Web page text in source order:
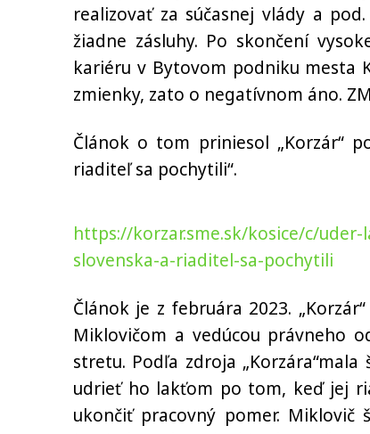
realizovať za súčasnej vlády a
žiadne zásluhy. Po skončení
kariéru v Bytovom podniku mesta
zmienky, zato o negatívnom áno.
Článok o tom priniesol „Korzár“
riaditeľ sa pochytili“.
https://korzar.sme.sk/kosice/c/
slovenska-a-riaditel-sa-pochytili
Článok je z februára 2023.
Miklovičom a vedúcou právneho
stretu. Podľa zdroja
udrieť ho lakťom po tom, keď jej
ukončiť pracovný pomer. Miklovič